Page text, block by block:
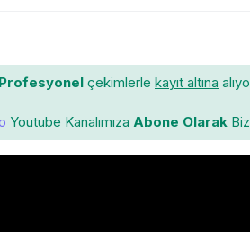
çekimlerle kayıt altına
Youtube Kanalımıza Abone Olarak